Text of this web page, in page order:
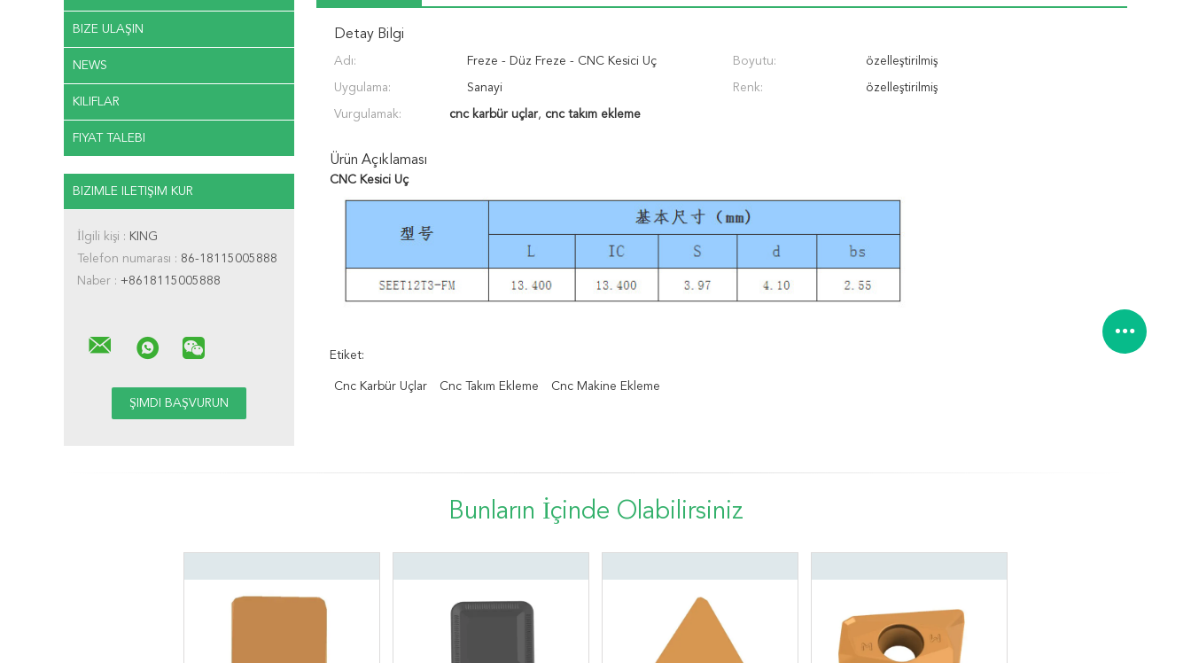
BIZE ULAŞIN
NEWS
KILIFLAR
FIYAT TALEBI
BIZIMLE ILETIŞIM KUR
İlgili kişi : KING
Telefon numarası : 86-18115005888
Naber : +8618115005888
Detay Bilgi
Adı: Freze - Düz Freze - CNC Kesici Uç Boyutu: özelleştirilmiş
Uygulama: Sanayi Renk: özelleştirilmiş
Vurgulamak: cnc karbür uçlar, cnc takım ekleme
Ürün Açıklaması
CNC Kesici Uç
Etiket:
Cnc Karbür Uçlar Cnc Takım Ekleme Cnc Makine Ekleme
Bunların İçinde Olabilirsiniz